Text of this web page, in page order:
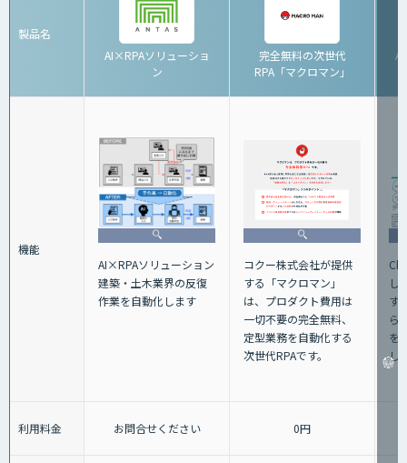
製品名
AI×RPAソリューショ
ン
完全無料の次世代
RPA「マクロマン」
機能
AI×RPAソリューション
建築・土木業界の反復
作業を自動化します
コクー株式会社が提供
する「マクロマン」
は、プロダクト費用は
一切不要の完全無料、
定型業務を自動化する
次世代RPAです。
し
す
ら
を
し
利用料金 お問合せください 0円